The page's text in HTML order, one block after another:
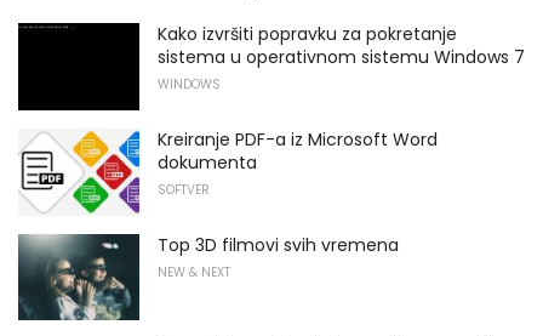
Kako izvršiti popravku za pokretanje
sistema u operativnom sistemu Windows 7
WINDOWS
Kreiranje PDF-a iz Microsoft Word
dokumenta
SOFTVER
Top 3D filmovi svih vremena
NEW & NEXT